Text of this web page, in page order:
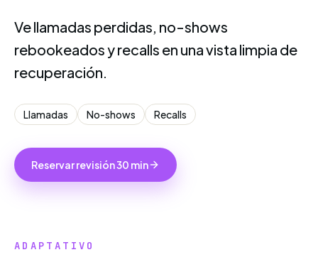
Ve llamadas perdidas, no-shows
rebookeados y recalls en una vista limpia de
recuperación.
Llamadas No-shows Recalls
Reservar revisión 30 min
ADAPTATIVO